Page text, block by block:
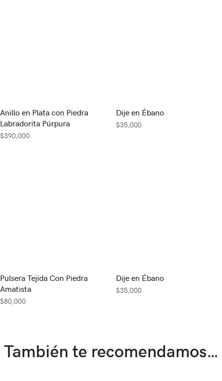
Anillo en Plata con Piedra
Labradorita Púrpura
$390,000
Dije en Ébano
$35,000
Pulsera Tejida Con Piedra
Amatista
$80,000
Dije en Ébano
$35,000
También te recomendamos…